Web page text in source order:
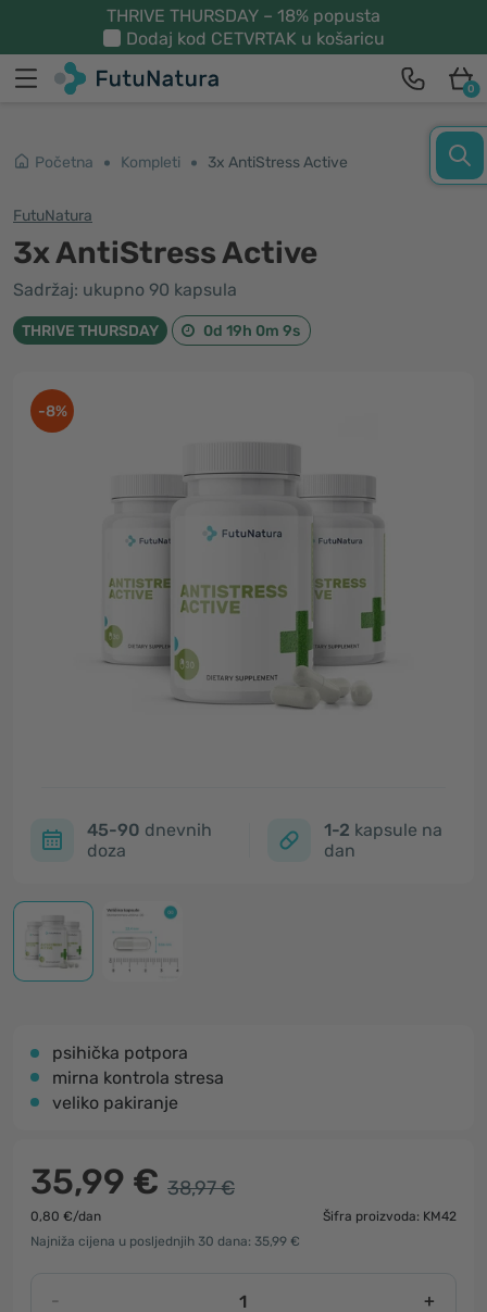
THRIVE THURSDAY – 18% popusta
Dodaj kod CETVRTAK u košaricu
0
Početna Kompleti 3x AntiStress Active
FutuNatura
3x AntiStress Active
Sadržaj: ukupno 90 kapsula
THRIVE THURSDAY 0d 19h 0m 9s
-8%
45-90 dnevnih
doza
1-2 kapsule na
dan
psihička potpora
mirna kontrola stresa
veliko pakiranje
35,99 € 38,97 €
0,80 €/dan
Šifra proizvoda: KM42
Najniža cijena u posljednjih 30 dana: 35,99 €
- +